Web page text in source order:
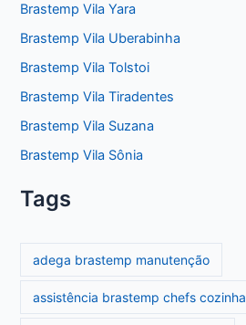
Brastemp Vila Yara
Brastemp Vila Uberabinha
Brastemp Vila Tolstoi
Brastemp Vila Tiradentes
Brastemp Vila Suzana
Brastemp Vila Sônia
Tags
adega brastemp manutenção
assistência brastemp chefs cozinha